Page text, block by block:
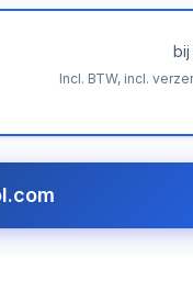
bij
Incl. BTW, incl.